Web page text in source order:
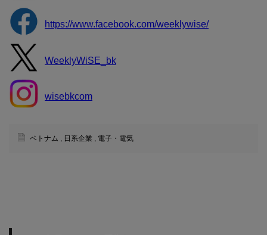
https://www.facebook.com/weeklywise/
WeeklyWiSE_bk
wisebkcom
ベトナム , 日系企業 , 電子・電気